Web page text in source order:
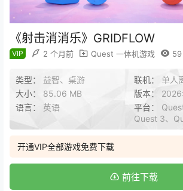
《射击消消乐》GRIDFLOW
VIP 2 个月前 Quest 一体机游戏 59
类型： 益智、桌游 联机： 单人
大小： 85.06 MB 版本：
语言： 英语 平台：
Quest 3、
开通VIP全部游戏免费下载
前往下载